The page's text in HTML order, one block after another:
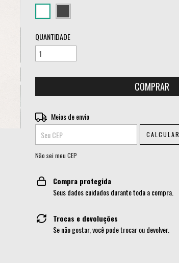
QUANTIDADE
Entregas para o CEP:
Meios de envio
CALCULAR
Não sei meu CEP
Compra protegida
Seus dados cuidados durante toda a compra.
Trocas e devoluções
Se não gostar, você pode trocar ou devolver.